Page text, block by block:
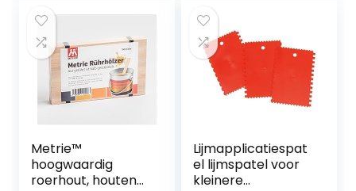
Metrie™
hoogwaardig
roerhout, houten
Lijmapplicatiespat
el lijmspatel voor
kleinere